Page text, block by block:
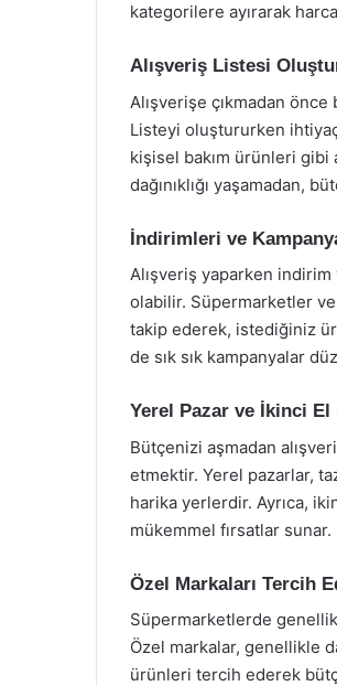
kategorilere ayırarak
Alışveriş Listesi
Alışverişe çıkmadan önce
Listeyi oluştururken
kişisel bakım ürünleri gibi
dağınıklığı yaşamadan,
İndirimleri ve
Alışveriş yaparken indirim
olabilir. Süpermarketler
takip ederek, istediğiniz
de sık sık kampanyalar
Yerel Pazar ve İkinci El
Bütçenizi aşmadan
etmektir. Yerel pazarlar,
harika yerlerdir. Ayrıca,
mükemmel fırsatlar
Özel Markaları Tercih
Süpermarketlerde
Özel markalar, genellikle
ürünleri tercih ederek